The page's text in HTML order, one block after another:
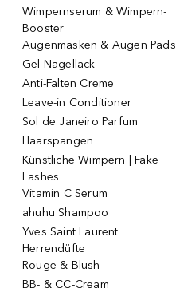
Wimpernserum & Wimpern-
Booster
Augenmasken & Augen Pads
Gel-Nagellack
Anti-Falten Creme
Leave-in Conditioner
Sol de Janeiro Parfum
Haarspangen
Künstliche Wimpern | Fake
Lashes
Vitamin C Serum
ahuhu Shampoo
Yves Saint Laurent
Herrendüfte
Rouge & Blush
BB- & CC-Cream